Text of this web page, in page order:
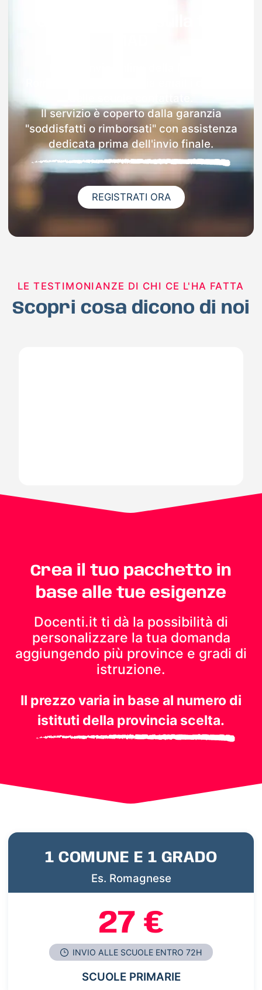
Il servizio è coperto dalla garanzia
"soddisfatti o rimborsati" con assistenza
dedicata prima dell'invio finale.
REGISTRATI ORA
LE TESTIMONIANZE DI CHI CE L'HA FATTA
Scopri cosa dicono di noi
Crea il tuo pacchetto in
base alle tue esigenze
Docenti.it ti dà la possibilità di
personalizzare la tua domanda
aggiungendo più province e gradi di
istruzione.
Il prezzo varia in base al numero di
istituti della provincia scelta.
1 COMUNE E 1 GRADO
Es. Romagnese
27 €
INVIO ALLE SCUOLE ENTRO 72H
SCUOLE PRIMARIE